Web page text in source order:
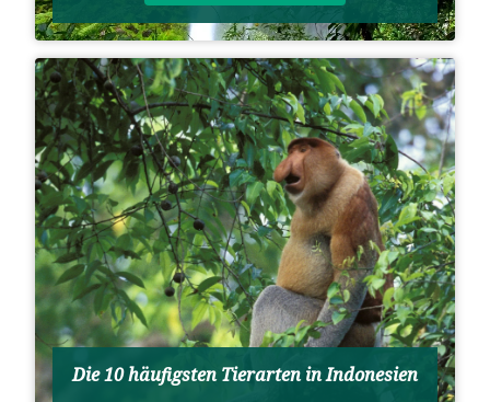
Die 10 häufigsten Tierarten in Indonesien